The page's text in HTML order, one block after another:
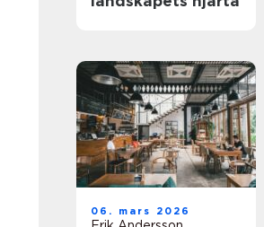
06. mars 2026